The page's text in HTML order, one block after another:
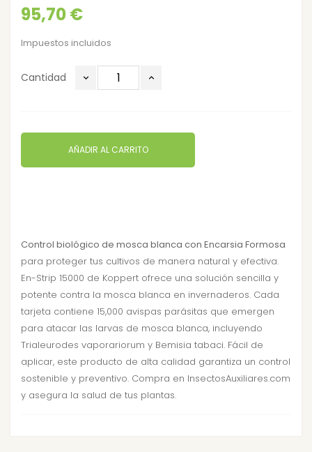
95,70 €
Impuestos incluidos
Cantidad
AÑADIR AL CARRITO
Control biológico de mosca blanca con Encarsia Formosa
para proteger tus cultivos de manera natural y efectiva.
En-Strip 15000 de Koppert ofrece una solución sencilla y
potente contra la mosca blanca en invernaderos. Cada
tarjeta contiene 15,000 avispas parásitas que emergen
para atacar las larvas de mosca blanca, incluyendo
Trialeurodes vaporariorum y Bemisia tabaci. Fácil de
aplicar, este producto de alta calidad garantiza un control
sostenible y preventivo. Compra en InsectosAuxiliares.com
y asegura la salud de tus plantas.